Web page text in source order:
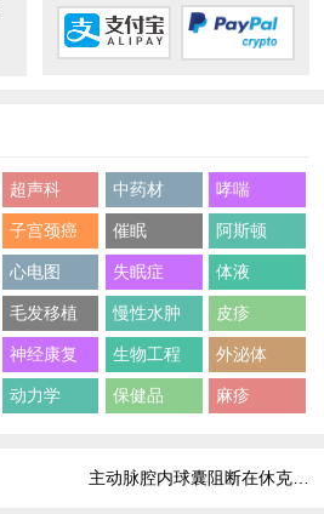
超声科 中药材 哮喘
子宫颈癌 催眠 阿斯顿
心电图 失眠症 体液
毛发移植 慢性水肿 皮疹
神经康复 生物工程 外泌体
动力学 保健品 麻疹